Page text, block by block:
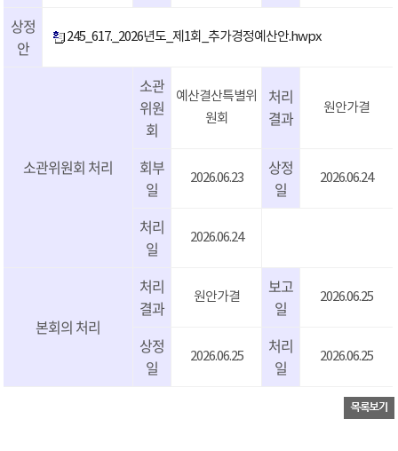
상정
안
245_617._2026년도_제1회_추가경정예산안.hwpx
소관위원회 처리
소관
위원
회
예산결산특별위
원회
처리
결과
원안가결
회부
일
2026.06.23
상정
일
2026.06.24
처리
일
2026.06.24
본회의 처리
처리
결과
원안가결
보고
일
2026.06.25
상정
일
2026.06.25
처리
일
2026.06.25